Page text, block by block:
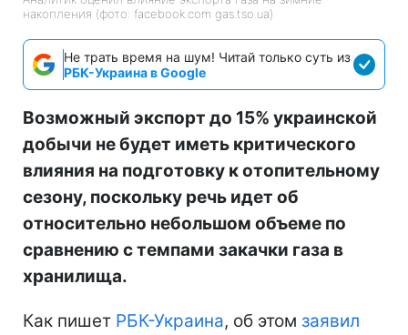
накопления (фото: facebook.com gas.tso.ua)
Не трать время на шум! Читай только суть из
РБК-Украина в Google
Возможный экспорт до 15% украинской
добычи не будет иметь критического
влияния на подготовку к отопительному
сезону, поскольку речь идет об
относительно небольшом объеме по
сравнению с темпами закачки газа в
хранилища.
Как пишет РБК-Украина, об этом заявил